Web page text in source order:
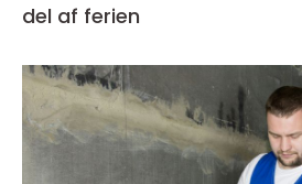
del af ferien